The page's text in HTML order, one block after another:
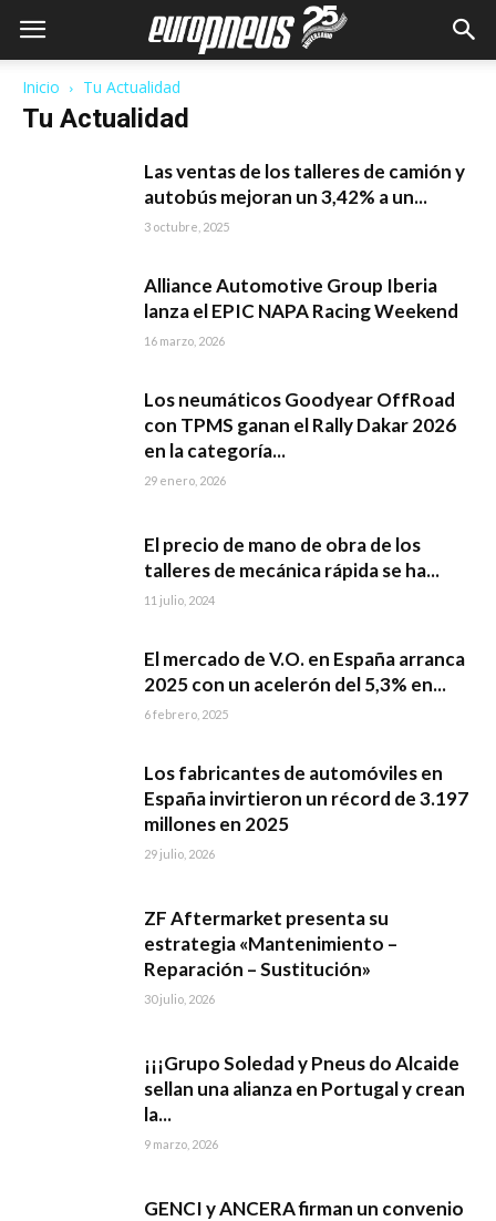
Inicio Tu Actualidad
Tu Actualidad
Las ventas de los talleres de camión y
autobús mejoran un 3,42% a un...
3 octubre, 2025
Alliance Automotive Group Iberia
lanza el EPIC NAPA Racing Weekend
16 marzo, 2026
Los neumáticos Goodyear OffRoad
con TPMS ganan el Rally Dakar 2026
en la categoría...
29 enero, 2026
El precio de mano de obra de los
talleres de mecánica rápida se ha...
11 julio, 2024
El mercado de V.O. en España arranca
2025 con un acelerón del 5,3% en...
6 febrero, 2025
Los fabricantes de automóviles en
España invirtieron un récord de 3.197
millones en 2025
29 julio, 2026
ZF Aftermarket presenta su
estrategia «Mantenimiento –
Reparación – Sustitución»
30 julio, 2026
¡¡¡Grupo Soledad y Pneus do Alcaide
sellan una alianza en Portugal y crean
la...
9 marzo, 2026
GENCI y ANCERA firman un convenio